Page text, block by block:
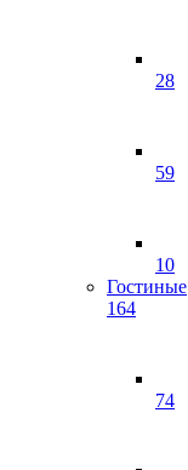
28
59
10
Гостиные
164
74